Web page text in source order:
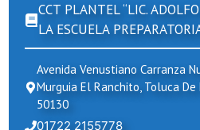
CCT PLANTEL “LIC.
LA ESCUELA
Avenida Venustiano Carranza
Murguia El Ranchito, Toluca De
50130
01722 2155778